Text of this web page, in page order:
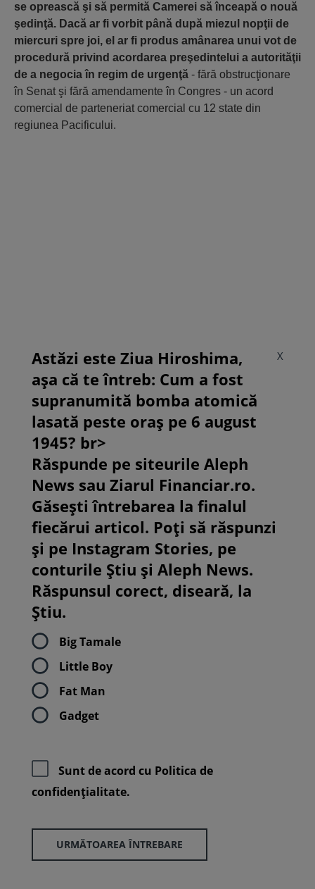
se oprească şi să permită Camerei să înceapă o nouă
şedinţă. Dacă ar fi vorbit până după miezul nopţii de
miercuri spre joi, el ar fi produs amânarea unui vot de
procedură privind acordarea preşedintelui a autorităţii
de a negocia în regim de urgenţă - fără obstrucţionare
în Senat şi fără amendamente în Congres - un acord
comercial de parteneriat comercial cu 12 state din
regiunea Pacificului.
X
Astăzi este Ziua Hiroshima,
așa că te întreb: Cum a fost
supranumită bomba atomică
lasată peste oraș pe 6 august
1945? br>
Răspunde pe siteurile Aleph
News sau Ziarul Financiar.ro.
Găsești întrebarea la finalul
fiecărui articol. Poți să răspunzi
și pe Instagram Stories, pe
conturile Știu și Aleph News.
Răspunsul corect, diseară, la
Știu.
Big Tamale
Little Boy
Fat Man
Gadget
Sunt de acord cu Politica de
confidenţialitate.
URMĂTOAREA ÎNTREBARE